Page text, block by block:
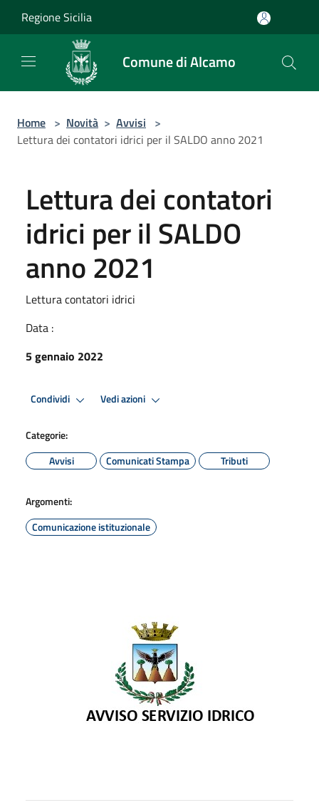
Regione Sicilia
Comune di Alcamo
Home > Novità > Avvisi >
Lettura dei contatori idrici per il SALDO anno 2021
Lettura dei contatori
idrici per il SALDO
anno 2021
Lettura contatori idrici
Data :
5 gennaio 2022
Condividi Vedi azioni
Categorie:
Avvisi
Comunicati Stampa Tributi
Argomenti:
Comunicazione istituzionale